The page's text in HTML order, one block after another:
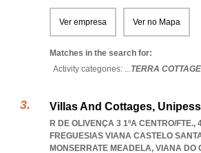
Ver empresa Ver no Mapa
Matches in the search for:
Activity categories: ...TERRA
Villas And Cottages,
R DE OLIVENÇA 3 1ºA CENTRO/FTE.,
FREGUESIAS VIANA CASTELO
MONSERRATE MEADELA, VIANA DO